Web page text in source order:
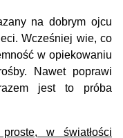
na dobrym ojcu
Wcześniej wie, co
w opiekowaniu
Nawet poprawi
jest to próba
w światłości